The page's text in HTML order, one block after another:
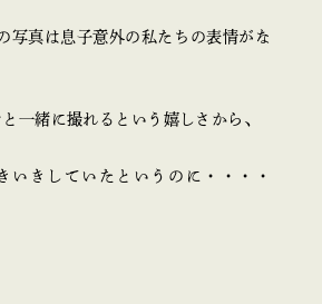
写真は息子意外の私たちの表情がな
一緒に撮れるという嬉しさから、
いきしていたというのに・・・・